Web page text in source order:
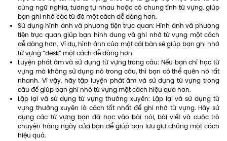
cùng ngữ nghĩa, tương tự nhau hoặc có chung tính từ vựng, giúp
bạn ghi nhớ các từ đó một cách dễ dàng hơn.
Sử dụng hình ảnh và phương tiện trực quan: Hình ảnh và phương
tiện trực quan giúp bạn hình dung và ghi nhớ từ vựng một cách
dễ dàng hơn. Ví dụ, hình ảnh của một cái bàn sẽ giúp bạn ghi nhớ
từ vựng “desk” một cách dễ dàng hơn.
Luyện phát âm và sử dụng từ vựng trong câu: Nếu bạn chỉ học từ
vựng mà không sử dụng nó trong câu, thì bạn có thể quên nó rất
nhanh. Vì vậy, hãy tập luyện phát âm và sử dụng từ vựng trong
câu để giúp bạn ghi nhớ từ vựng một cách hiệu quả hơn.
Lặp lại và sử dụng từ vựng thường xuyên: Lặp lại và sử dụng từ
vựng thường xuyên là cách tốt nhất để ghi nhớ từ vựng. Hãy sử
dụng các từ vựng bạn đã học vào bài nói, bài viết và cuộc trò
chuyện hàng ngày của bạn để giúp bạn lưu giữ chúng một cách
hiệu quả.